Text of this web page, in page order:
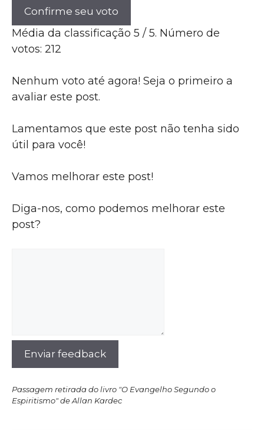
Confirme seu voto
Média da classificação 5 / 5. Número de
votos: 212
Nenhum voto até agora! Seja o primeiro a
avaliar este post.
Lamentamos que este post não tenha sido
útil para você!
Vamos melhorar este post!
Diga-nos, como podemos melhorar este
post?
Enviar feedback
Passagem retirada do livro "O Evangelho Segundo o
Espiritismo" de Allan Kardec